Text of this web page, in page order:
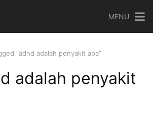
MENU
“adhd adalah penyakit apa”
adalah penyakit